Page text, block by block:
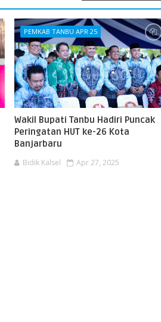
PEMKAB TANBU APR 25
Wakil Bupati Tanbu Hadiri Puncak
Peringatan HUT ke-26 Kota
Banjarbaru
Bidik Kalsel Apr 27, 2025